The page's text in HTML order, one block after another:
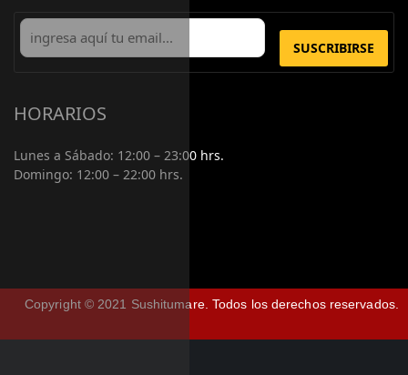
HORARIOS
Lunes a Sábado: 12:00 – 23:00 hrs.
Domingo: 12:00 – 22:00 hrs.
SUSCRIBIRSE
Copyright © 2021 Sushitumare. Todos los derechos reservados.